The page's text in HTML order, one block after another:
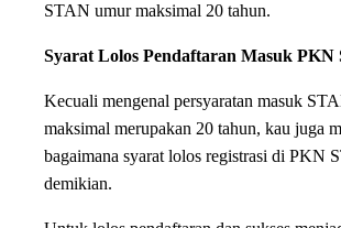
STAN umur maksimal 20 tahun.
Syarat Lolos Pendaftaran Masuk PKN
Kecuali mengenal persyaratan masuk
maksimal merupakan 20 tahun, kau juga
bagaimana syarat lolos registrasi di PKN
demikian.